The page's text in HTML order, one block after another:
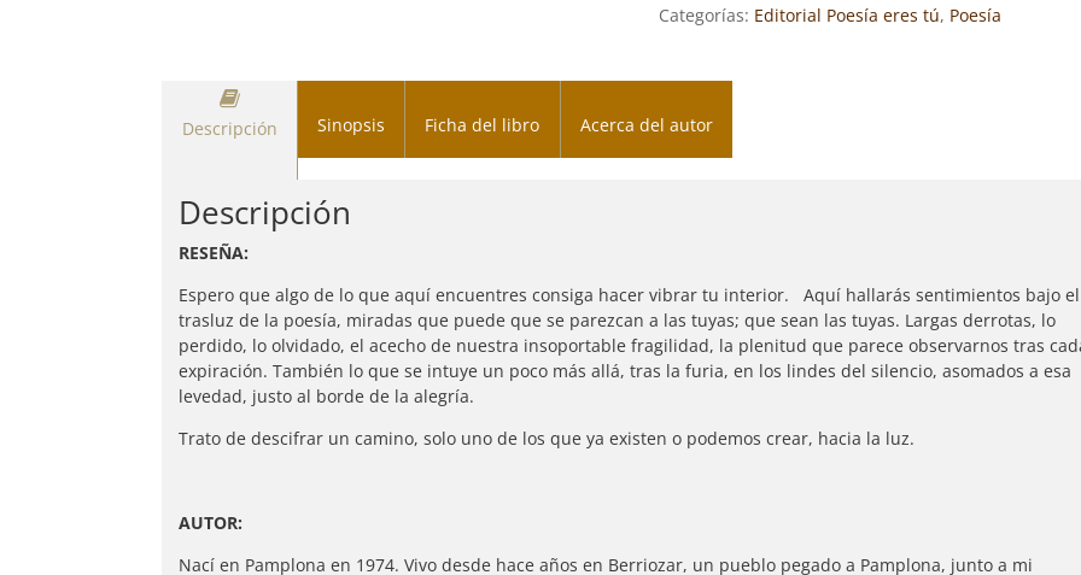
MONTERO
Categorías: Editorial Poesía eres tú, Poesía
Descripción Sinopsis Ficha del libro Acerca del autor
Descripción
RESEÑA:
Espero que algo de lo que aquí encuentres consiga hacer vibrar tu interior. Aquí hallarás sentimientos bajo el
trasluz de la poesía, miradas que puede que se parezcan a las tuyas; que sean las tuyas. Largas derrotas, lo
perdido, lo olvidado, el acecho de nuestra insoportable fragilidad, la plenitud que parece observarnos tras
expiración. También lo que se intuye un poco más allá, tras la furia, en los lindes del silencio, asomados a esa
levedad, justo al borde de la alegría.
Trato de descifrar un camino, solo uno de los que ya existen o podemos crear, hacia la luz.
AUTOR:
Nací en Pamplona en 1974. Vivo desde hace años en Berriozar, un pueblo pegado a Pamplona, junto a mi